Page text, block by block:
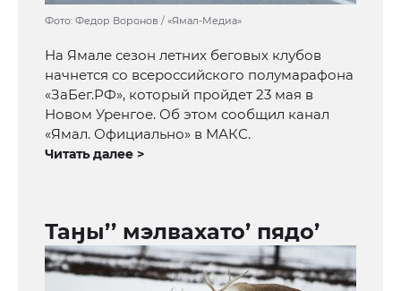
Фото: Федор Воронов / «Ямал-Медиа»
На Ямале сезон летних беговых клубов
начнется со всероссийского полумарафона
«ЗаБег.РФ», который пройдет 23 мая в
Новом Уренгое. Об этом сообщил канал
«Ямал. Официально» в МАКС.
Читать далее >
Таӈы’’ мэлвахато’ пядо’